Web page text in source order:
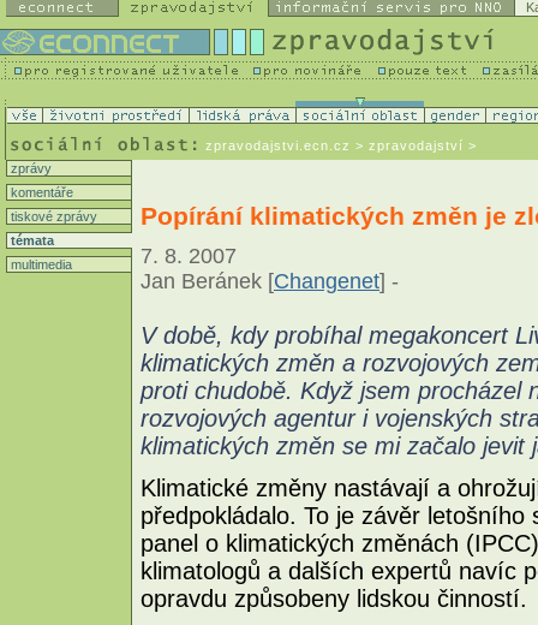
zpravodajstvi.ecn.cz > zpravodajství >
zprávy
komentáře
tiskové zprávy
témata
multimedia
Popírání klimatických změn je
7. 8. 2007
Jan Beránek [Changenet] -
V době, kdy probíhal megakoncert
klimatických změn a rozvojových
proti chudobě. Když jsem procházel
rozvojových agentur i vojenských
klimatických změn se mi začalo jevit
Klimatické změny nastávají a
předpokládalo. To je závěr
panel o klimatických změnách
klimatologů a dalších expertů navíc
opravdu způsobeny lidskou činností.